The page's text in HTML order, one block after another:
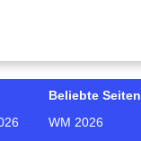
Beliebte Seiten
WM 2026